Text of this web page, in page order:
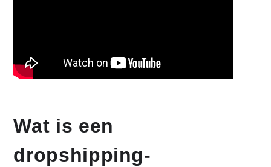
Wat is een
dropshipping-